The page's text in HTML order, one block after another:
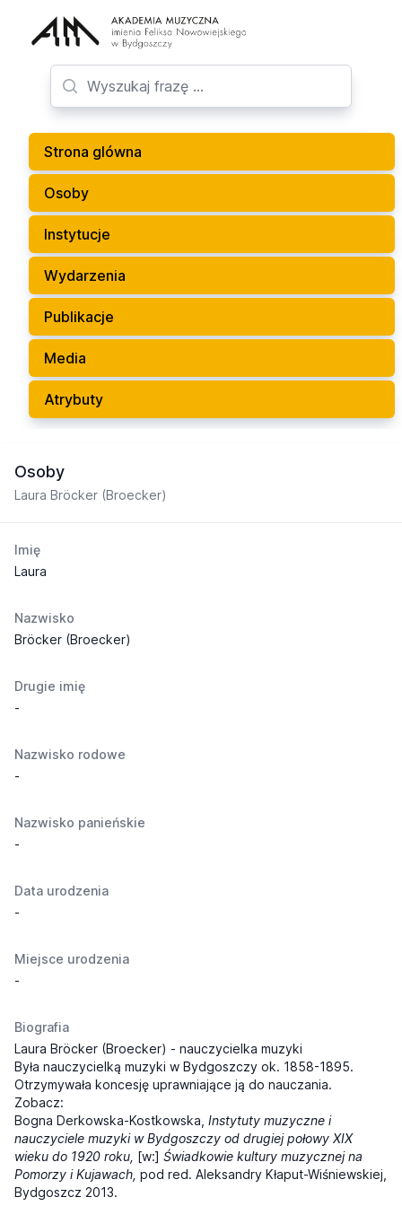
Strona glówna
Osoby
Instytucje
Wydarzenia
Publikacje
Media
Atrybuty
Osoby
Laura Bröcker (Broecker)
Imię
Laura
Nazwisko
Bröcker (Broecker)
Drugie imię
-
Nazwisko rodowe
-
Nazwisko panieńskie
-
Data urodzenia
-
Miejsce urodzenia
-
Biografia
Laura Bröcker (Broecker) - nauczycielka muzyki
Była nauczycielką muzyki w Bydgoszczy ok. 1858-1895.
Otrzymywała koncesję uprawniające ją do nauczania.
Zobacz:
Bogna Derkowska-Kostkowska, Instytuty muzyczne i
nauczyciele muzyki w Bydgoszczy od drugiej połowy XIX
wieku do 1920 roku, [w:] Świadkowie kultury muzycznej na
Pomorzy i Kujawach, pod red. Aleksandry Kłaput-Wiśniewskiej,
Bydgoszcz 2013.